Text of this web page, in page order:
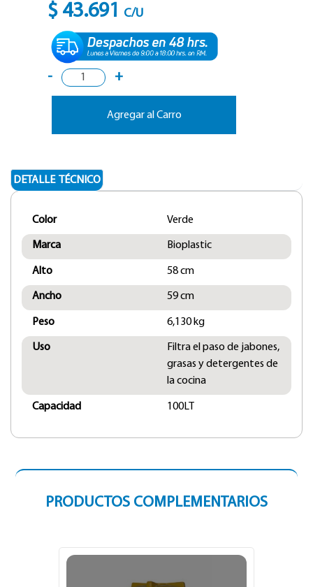
$ 43.691 C/U
- +
Agregar al Carro
DETALLE TÉCNICO
Color Verde
Marca Bioplastic
Alto 58 cm
Ancho 59 cm
Peso 6,130 kg
Uso
Filtra el paso de jabones,
grasas y detergentes de
la cocina
Capacidad 100LT
PRODUCTOS COMPLEMENTARIOS